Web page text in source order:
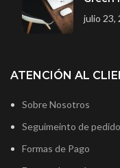
julio 23,
ATENCIÓN AL
Sobre Nosotros
Seguimeinto de
Formas de Pago